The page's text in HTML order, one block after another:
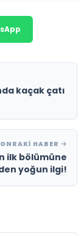
kaçak çatı
HABER
ilk bölümüne
yoğun ilgi!